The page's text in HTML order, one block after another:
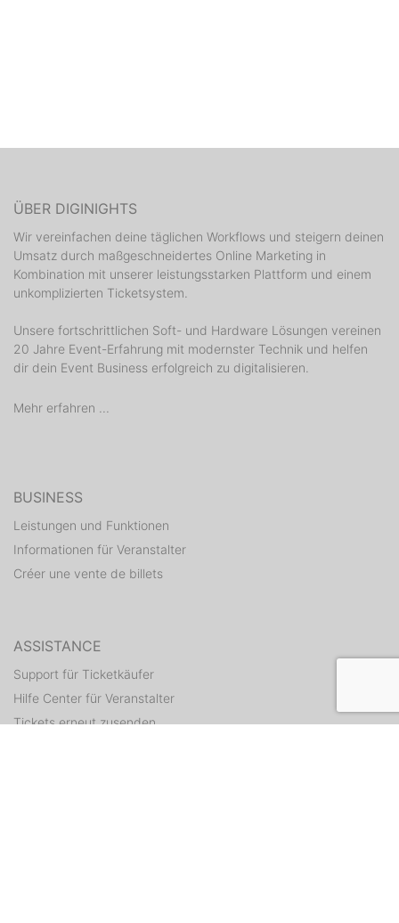
ÜBER DIGINIGHTS
Wir vereinfachen deine täglichen Workflows und steigern deinen
Umsatz durch maßgeschneidertes Online Marketing in
Kombination mit unserer leistungsstarken Plattform und einem
unkomplizierten Ticketsystem.
Unsere fortschrittlichen Soft- und Hardware Lösungen vereinen
20 Jahre Event-Erfahrung mit modernster Technik und helfen
dir dein Event Business erfolgreich zu digitalisieren.
Mehr erfahren ...
BUSINESS
Leistungen und Funktionen
Informationen für Veranstalter
Créer une vente de billets
ASSISTANCE
Support für Ticketkäufer
Hilfe Center für Veranstalter
Tickets erneut zusenden